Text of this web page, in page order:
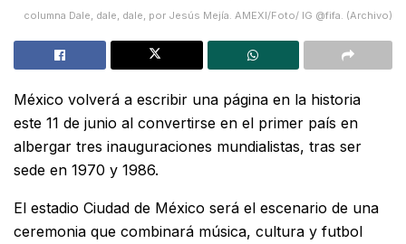
columna Dale, dale, dale, por Jesús Mejía. AMEXI/Foto/ IG @fifa. (Archivo)
México volverá a escribir una página en la historia
este 11 de junio al convertirse en el primer país en
albergar tres inauguraciones mundialistas, tras ser
sede en 1970 y 1986.
El estadio Ciudad de México será el escenario de una
ceremonia que combinará música, cultura y futbol